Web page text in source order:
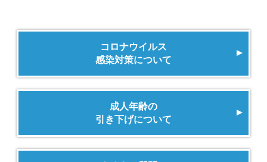
コロナウイルス
感染対策について
成人年齢の
引き下げについて